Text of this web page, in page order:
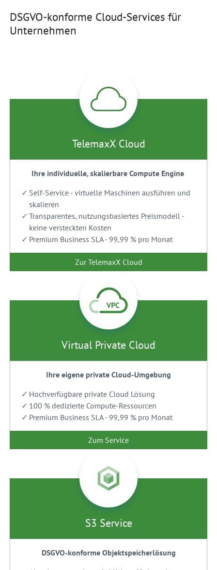
DSGVO-konforme Cloud-Services für
Unternehmen
TelemaxX Cloud
Ihre individuelle, skalierbare Compute Engine
Self-Service - virtuelle Maschinen ausführen und
skalieren
Transparentes, nutzungsbasiertes Preismodell -
keine versteckten Kosten
Premium Business SLA - 99,99 % pro Monat
Zur TelemaxX Cloud
Virtual Private Cloud
Ihre eigene private Cloud-Umgebung
Hochverfügbare private Cloud Lösung
100 % dedizierte Compute-Ressourcen
Premium Business SLA - 99,99 % pro Monat
Zum Service
S3 Service
DSGVO-konforme Objektspeicherlösung